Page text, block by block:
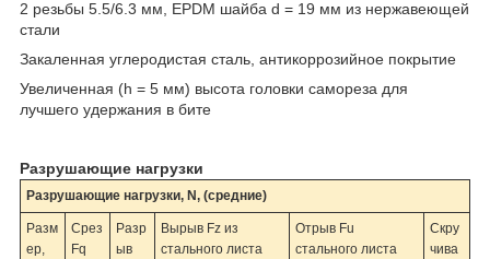
2 резьбы 5.5/6.3 мм, EPDM шайба d = 19 мм из нержавеющей
стали
Закаленная углеродистая сталь, антикоррозийное покрытие
Увеличенная (h = 5 мм) высота головки caмopeза для
лучшего удержания в бите
Разрушающие нагрузки
Разрушающие нагрузки, N, (средние)
Разм
ер,
Срез
Fq
Разр
ыв
Вырыв Fz из
стального листа
Отрыв Fu
стального листа
Скру
чива